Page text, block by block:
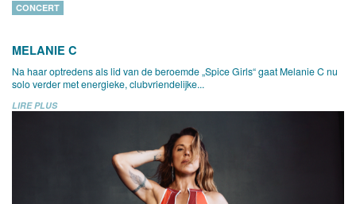
CONCERT
MELANIE C
Na haar optredens als lid van de beroemde „Spice Girls“ gaat Melanie C nu
solo verder met energieke, clubvriendelijke...
LIRE PLUS